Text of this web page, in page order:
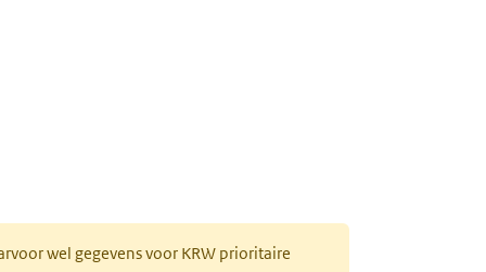
wel gegevens voor KRW prioritaire